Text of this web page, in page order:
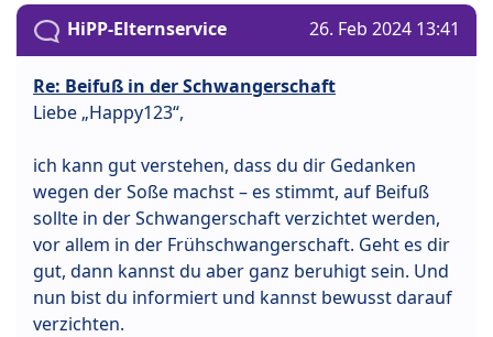
HiPP-Elternservice 26. Feb 2024 13:41
Re: Beifuß in der Schwangerschaft
Liebe „Happy123“,
ich kann gut verstehen, dass du dir Gedanken
wegen der Soße machst – es stimmt, auf Beifuß
sollte in der Schwangerschaft verzichtet werden,
vor allem in der Frühschwangerschaft. Geht es dir
gut, dann kannst du aber ganz beruhigt sein. Und
nun bist du informiert und kannst bewusst darauf
verzichten.